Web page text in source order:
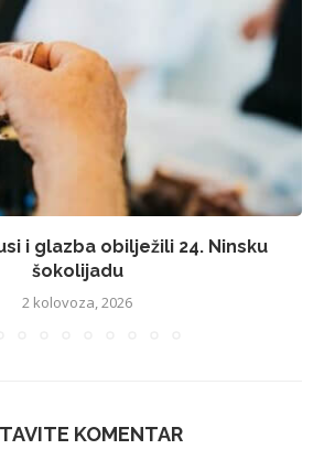
i glazba obilježili 24. Ninsku
šokolijadu
2 kolovoza, 2026
KOMENTAR